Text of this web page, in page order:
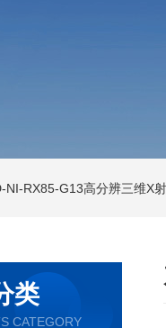
NI-RX85-G13高分辨三维X
类
CATEGORY